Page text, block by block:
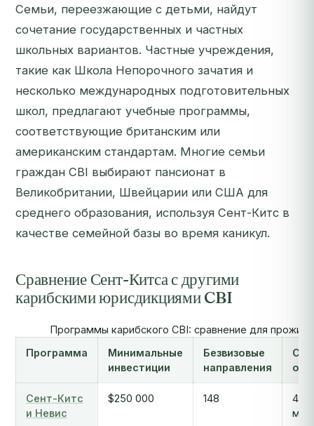
Семьи, переезжающие с детьми, найдут
сочетание государственных и частных
школьных вариантов. Частные учреждения,
такие как Школа Непорочного зачатия и
несколько международных подготовительных
школ, предлагают учебные программы,
соответствующие британским или
американским стандартам. Многие семьи
граждан CBI выбирают пансионат в
Великобритании, Швейцарии или США для
среднего образования, используя Сент-Китс в
качестве семейной базы во время каникул.
Сравнение Сент-Китса с другими
карибскими юрисдикциями CBI
Программы карибского CBI: сравнение для
Программа
Минимальные
инвестиции
Безвизовые
направления
Сент-Китс
и Невис
$250 000 148
4-6